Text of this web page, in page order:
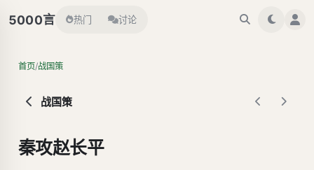
5000言 热门 讨论
首页/战国策
战国策
秦攻赵长平